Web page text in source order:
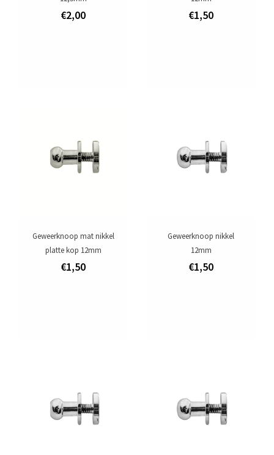
€2,00 €1,50
Geweerknoop mat nikkel
platte kop 12mm
€1,50
Geweerknoop nikkel
12mm
€1,50